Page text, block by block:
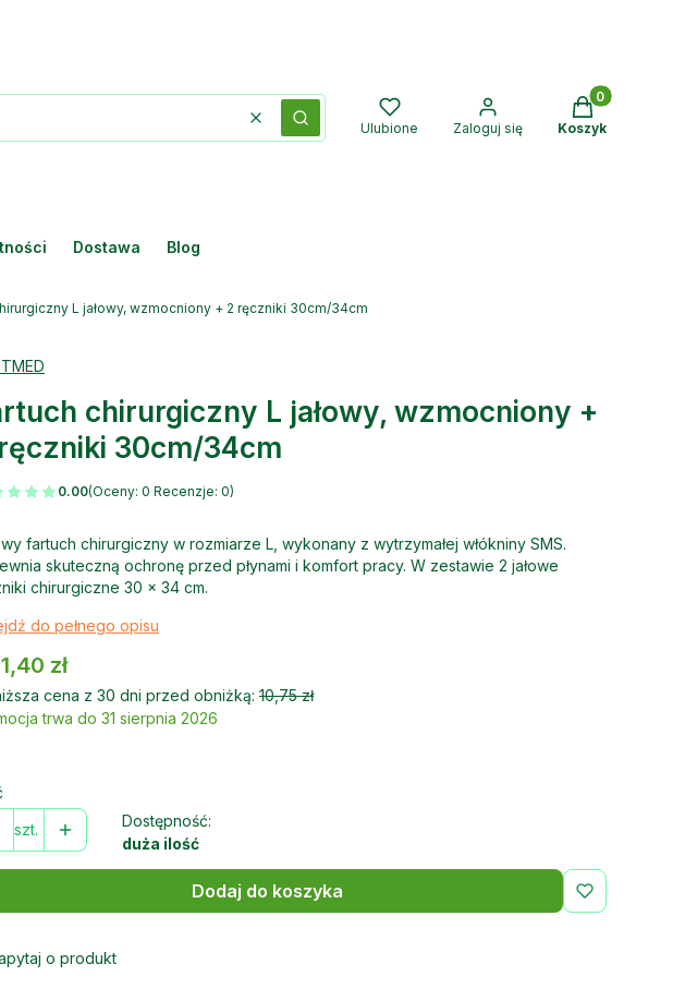
WyczyśćSzukaj Ulubione Zaloguj się
Produkty w
Koszyk
Dostawa Blog
L jałowy, wzmocniony + 2 ręczniki 30cm/34cm
chirurgiczny L jałowy, wzmocniony +
30cm/34cm
0.00(Oceny: 0 Recenzje: 0)
fartuch chirurgiczny w rozmiarze L, wykonany z wytrzymałej włókniny SMS.
skuteczną ochronę przed płynami i komfort pracy. W zestawie 2 jałowe
chirurgiczne 30 × 34 cm.
do pełnego opisu
zł
cena z 30 dni przed obniżką: 10,75 zł
trwa do 31 sierpnia 2026
szt.
Dostępność:
duża ilość
Dodaj do koszyka
o produkt